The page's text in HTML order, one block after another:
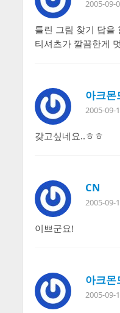
2005-09-
틀린 그림 찾기 답을
티셔츠가 깔끔한게
아크몬
2005-09-
갖고싶네요..ㅎㅎ
CN
2005-09-
이쁘군요!
아크몬
2005-09-